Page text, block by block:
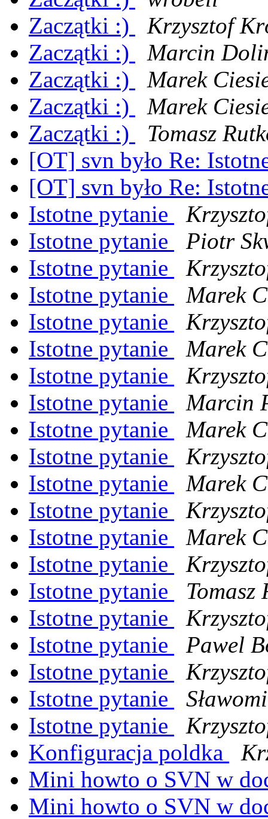
Zaczątki :)
Krzysztof
Zaczątki :)
Marcin
Zaczątki :)
Marek
Zaczątki :)
Marek
Zaczątki :)
Tomasz
[OT] svn było Re:
[OT] svn było Re:
Istotne pytanie
Istotne pytanie
Piotr
Istotne pytanie
Istotne pytanie
Marek
Istotne pytanie
Istotne pytanie
Marek
Istotne pytanie
Istotne pytanie
Marcin
Istotne pytanie
Marek
Istotne pytanie
Istotne pytanie
Marek
Istotne pytanie
Istotne pytanie
Marek
Istotne pytanie
Istotne pytanie
Tomasz
Istotne pytanie
Istotne pytanie
Pawel
Istotne pytanie
Istotne pytanie
Istotne pytanie
Konfiguracja poldka
Mini howto o SVN w
Mini howto o SVN w